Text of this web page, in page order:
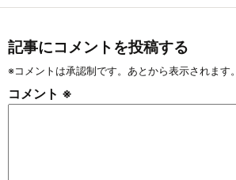
記事にコメントを投稿する
※コメントは承認制です。あとから表示されます。
コメント ※